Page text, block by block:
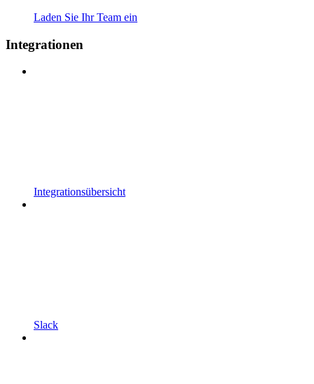
Laden Sie Ihr Team ein
Integrationen
Integrationsübersicht
Slack